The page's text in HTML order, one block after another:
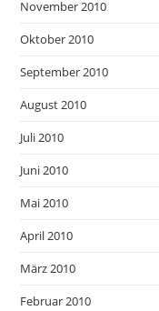
November 2010
Oktober 2010
September 2010
August 2010
Juli 2010
Juni 2010
Mai 2010
April 2010
März 2010
Februar 2010